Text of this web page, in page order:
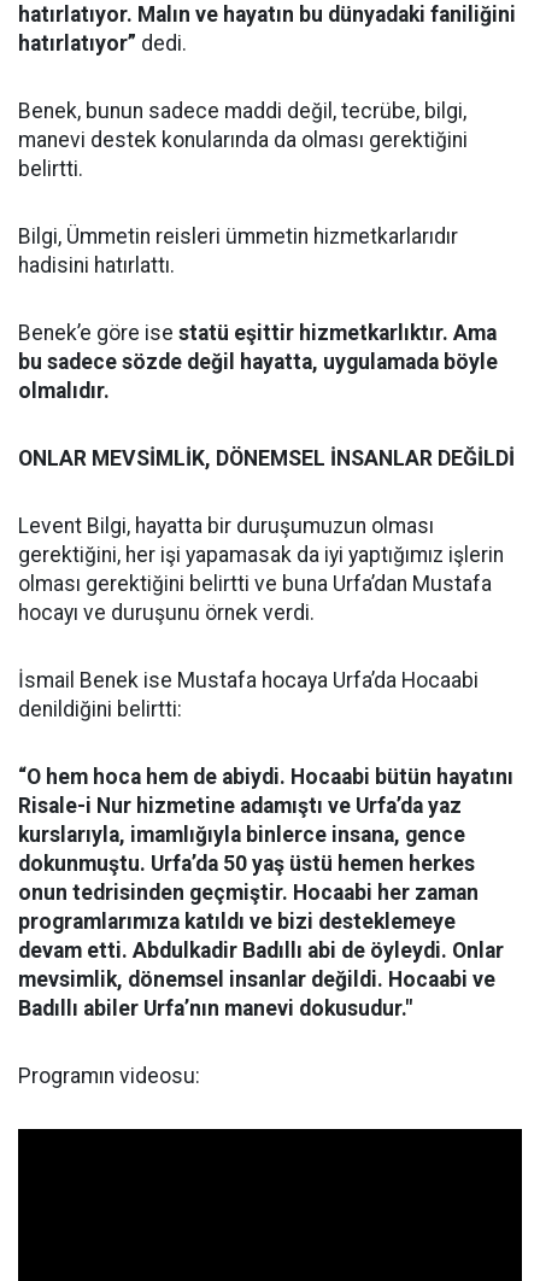
hatırlatıyor. Malın ve hayatın bu dünyadaki faniliğini
hatırlatıyor” dedi.
Benek, bunun sadece maddi değil, tecrübe, bilgi,
manevi destek konularında da olması gerektiğini
belirtti.
Bilgi, Ümmetin reisleri ümmetin hizmetkarlarıdır
hadisini hatırlattı.
Benek’e göre ise statü eşittir hizmetkarlıktır. Ama
bu sadece sözde değil hayatta, uygulamada böyle
olmalıdır.
ONLAR MEVSİMLİK, DÖNEMSEL İNSANLAR DEĞİLDİ
Levent Bilgi, hayatta bir duruşumuzun olması
gerektiğini, her işi yapamasak da iyi yaptığımız işlerin
olması gerektiğini belirtti ve buna Urfa’dan Mustafa
hocayı ve duruşunu örnek verdi.
İsmail Benek ise Mustafa hocaya Urfa’da Hocaabi
denildiğini belirtti:
“O hem hoca hem de abiydi. Hocaabi bütün hayatını
Risale-i Nur hizmetine adamıştı ve Urfa’da yaz
kurslarıyla, imamlığıyla binlerce insana, gence
dokunmuştu. Urfa’da 50 yaş üstü hemen herkes
onun tedrisinden geçmiştir. Hocaabi her zaman
programlarımıza katıldı ve bizi desteklemeye
devam etti. Abdulkadir Badıllı abi de öyleydi. Onlar
mevsimlik, dönemsel insanlar değildi. Hocaabi ve
Badıllı abiler Urfa’nın manevi dokusudur."
Programın videosu: